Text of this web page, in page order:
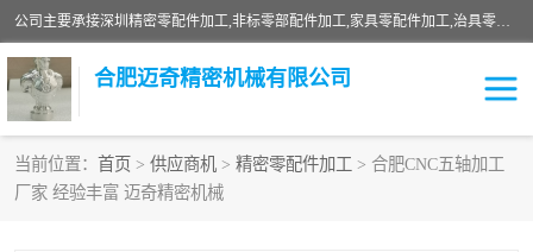
公司主要承接深圳精密零配件加工,非标零部配件加工,家具零配件加工,治具零配件加工,安徽精密零配件加工等各种各种精密机械加工，欢迎来来电咨询！
合肥迈奇精密机械有限公司
当前位置： 首页 > 供应商机 > 精密零配件加工 > 合肥CNC五轴加工
厂家 经验丰富 迈奇精密机械
铣床加工